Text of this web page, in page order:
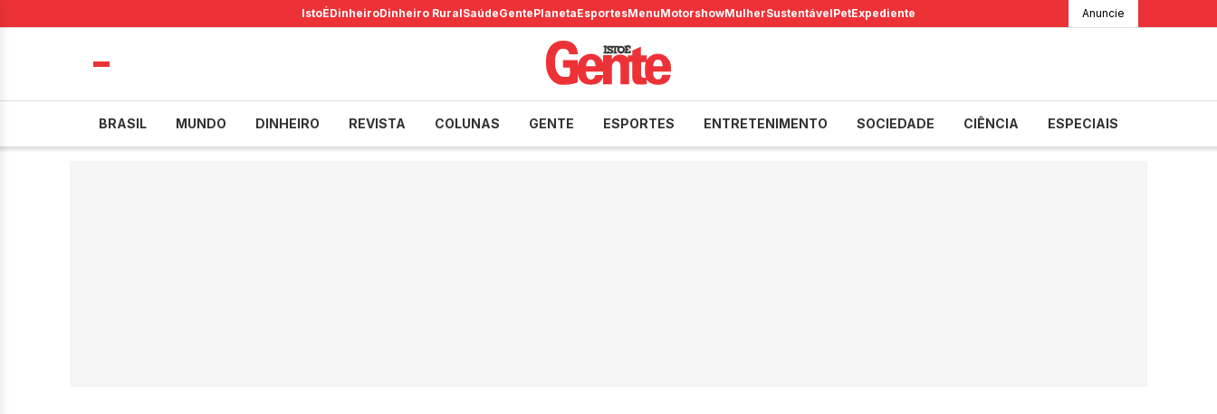
IstoÉDinheiroDinheiro RuralSaúdeGentePlanetaEsportesMenuMotorshowMulherSustentávelPetExpediente Anuncie
BRASIL MUNDO DINHEIRO REVISTA COLUNAS GENTE ESPORTES ENTRETENIMENTO SOCIEDADE CIÊNCIA ESPECIAIS